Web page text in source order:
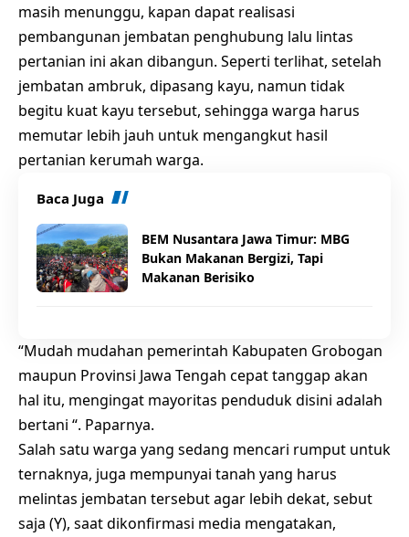
masih menunggu, kapan dapat realisasi
pembangunan jembatan penghubung lalu lintas
pertanian ini akan dibangun. Seperti terlihat, setelah
jembatan ambruk, dipasang kayu, namun tidak
begitu kuat kayu tersebut, sehingga warga harus
memutar lebih jauh untuk mengangkut hasil
pertanian kerumah warga.
Baca Juga
BEM Nusantara Jawa Timur: MBG
Bukan Makanan Bergizi, Tapi
Makanan Berisiko
“Mudah mudahan pemerintah Kabupaten Grobogan
maupun Provinsi Jawa Tengah cepat tanggap akan
hal itu, mengingat mayoritas penduduk disini adalah
bertani “. Paparnya.
Salah satu warga yang sedang mencari rumput untuk
ternaknya, juga mempunyai tanah yang harus
melintas jembatan tersebut agar lebih dekat, sebut
saja (Y), saat dikonfirmasi media mengatakan,